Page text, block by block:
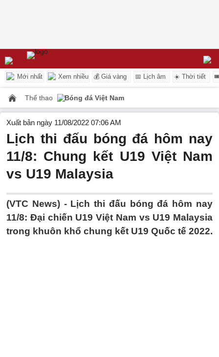
Mới nhất Xem nhiều 💰 Giá vàng 📅 Lịch âm ☀️ Thời tiết
Thể thao Bóng đá Việt Nam
Xuất bản ngày 11/08/2022 07:06 AM
Lịch thi đấu bóng đá hôm nay
11/8: Chung kết U19 Việt Nam
vs U19 Malaysia
(VTC News) - Lịch thi đấu bóng đá hôm nay
11/8: Đại chiến U19 Việt Nam vs U19 Malaysia
trong khuôn khổ chung kết U19 Quốc tế 2022.